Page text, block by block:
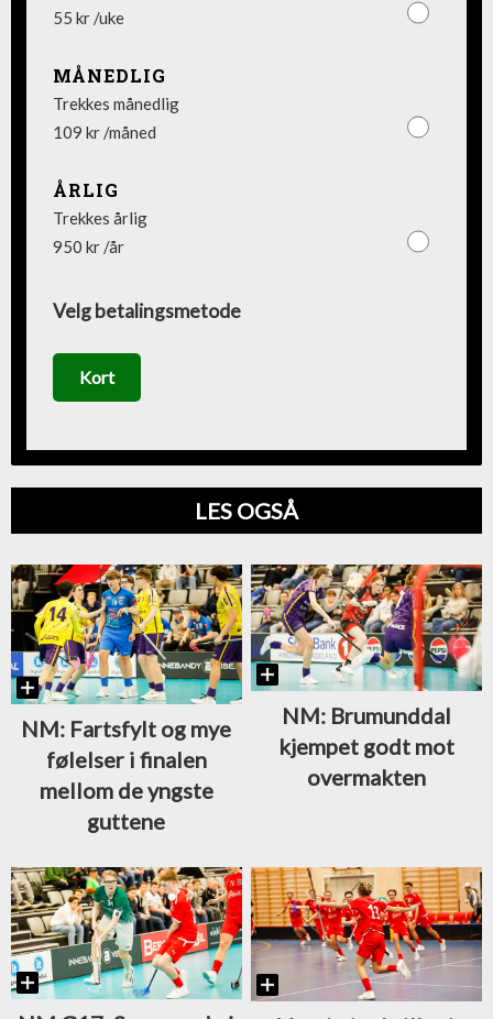
55 kr /uke
MÅNEDLIG
Trekkes månedlig
109 kr /måned
ÅRLIG
Trekkes årlig
950 kr /år
Velg betalingsmetode
Kort
LES OGSÅ
NM: Fartsfylt og mye
følelser i finalen
mellom de yngste
guttene
NM: Brumunddal
kjempet godt mot
overmakten